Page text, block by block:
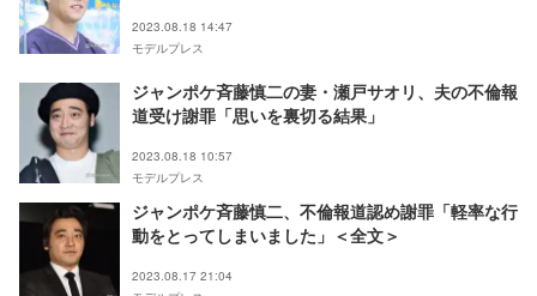
2023.08.18 14:47
モデルプレス
ジャンポケ斉藤慎二の妻・瀬戸サオリ、夫の不倫報
道受け謝罪「思いを裏切る結果」
2023.08.18 10:57
モデルプレス
ジャンポケ斉藤慎二、不倫報道認め謝罪「軽率な行
動をとってしまいました」＜全文＞
2023.08.17 21:04